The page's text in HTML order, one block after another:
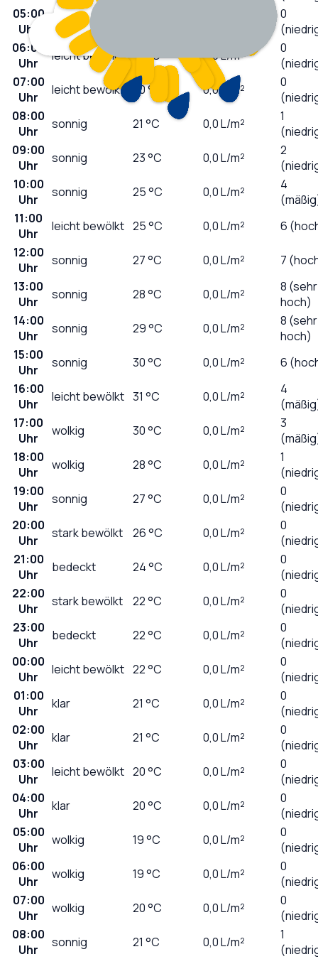
05:00
Uhr
klar
0
06:00
Uhr
leicht bewölkt 19°C 0,0L/m²
0
07:00
Uhr
leicht bewölkt 20°C 0,0L/m²
0
08:00
Uhr
sonnig 21 °C 0,0L/m²
1
09:00
Uhr
sonnig 23°C 0,0L/m²
2
10:00
Uhr
sonnig 25°C 0,0L/m²
4
11:00
Uhr
leicht bewölkt 25°C 0,0L/m²
6
12:00
Uhr
sonnig 27°C 0,0L/m²
7
13:00
Uhr
sonnig 28°C 0,0L/m²
8 (sehr
hoch)
14:00
Uhr
sonnig 29°C 0,0L/m²
8 (sehr
hoch)
15:00
Uhr
sonnig 30°C 0,0L/m²
6
16:00
Uhr
leicht bewölkt 31 °C 0,0L/m²
4
17:00
Uhr
wolkig 30°C 0,0L/m²
3
18:00
Uhr
wolkig 28°C 0,0L/m²
1
19:00
Uhr
sonnig 27°C 0,0L/m²
0
20:00
Uhr
stark bewölkt 26°C 0,0L/m²
0
21:00
Uhr
bedeckt 24°C 0,0L/m²
0
22:00
Uhr
stark bewölkt 22°C 0,0L/m²
0
23:00
Uhr
bedeckt 22°C 0,0L/m²
0
00:00
Uhr
leicht bewölkt 22°C 0,0L/m²
0
01:00
Uhr
klar 21 °C 0,0L/m²
0
02:00
Uhr
klar 21 °C 0,0L/m²
0
03:00
Uhr
leicht bewölkt 20°C 0,0L/m²
0
04:00
Uhr
klar 20°C 0,0L/m²
0
05:00
Uhr
wolkig 19°C 0,0L/m²
0
06:00
Uhr
wolkig 19°C 0,0L/m²
0
07:00
Uhr
wolkig 20°C 0,0L/m²
0
08:00
Uhr
sonnig 21 °C 0,0L/m²
1